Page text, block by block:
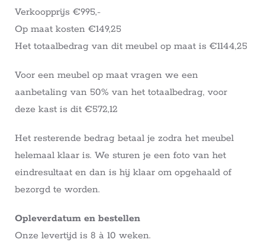
Verkoopprijs €995,-
Op maat kosten €149,25
Het totaalbedrag van dit meubel op maat is €1144,25
Voor een meubel op maat vragen we een
aanbetaling van 50% van het totaalbedrag, voor
deze kast is dit €572,12
Het resterende bedrag betaal je zodra het meubel
helemaal klaar is. We sturen je een foto van het
eindresultaat en dan is hij klaar om opgehaald of
bezorgd te worden.
Opleverdatum en bestellen
Onze levertijd is 8 à 10 weken.